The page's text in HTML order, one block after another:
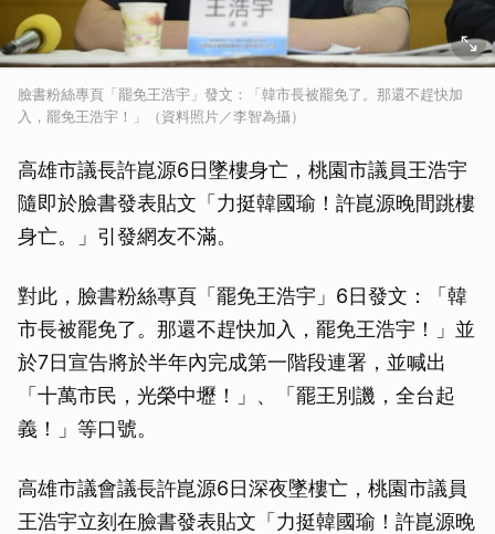
臉書粉絲專頁「罷免王浩宇」發文：「韓市長被罷免了。那還不趕快加
入，罷免王浩宇！」（資料照片／李智為攝）
高雄市議長許崑源6日墜樓身亡，桃園市議員王浩宇
隨即於臉書發表貼文「力挺韓國瑜！許崑源晚間跳樓
身亡。」引發網友不滿。
對此，臉書粉絲專頁「罷免王浩宇」6日發文：「韓
市長被罷免了。那還不趕快加入，罷免王浩宇！」並
於7日宣告將於半年內完成第一階段連署，並喊出
「十萬市民，光榮中壢！」、「罷王別譏，全台起
義！」等口號。
高雄市議會議長許崑源6日深夜墜樓亡，桃園市議員
王浩宇立刻在臉書發表貼文「力挺韓國瑜！許崑源晚